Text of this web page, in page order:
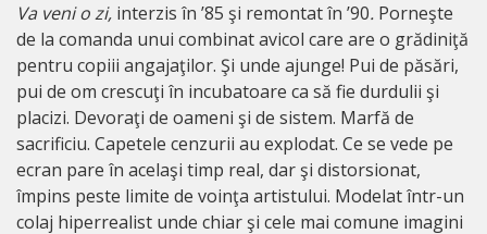
Va veni o zi, interzis în ’85 şi remontat în ’90. Porneşte
de la comanda unui combinat avicol care are o grădiniţă
pentru copiii angajaţilor. Şi unde ajunge! Pui de păsări,
pui de om crescuţi în incubatoare ca să fie durdulii şi
placizi. Devoraţi de oameni şi de sistem. Marfă de
sacrificiu. Capetele cenzurii au explodat. Ce se vede pe
ecran pare în acelaşi timp real, dar şi distorsionat,
împins peste limite de voinţa artistului. Modelat într-un
colaj hiperrealist unde chiar şi cele mai comune imagini